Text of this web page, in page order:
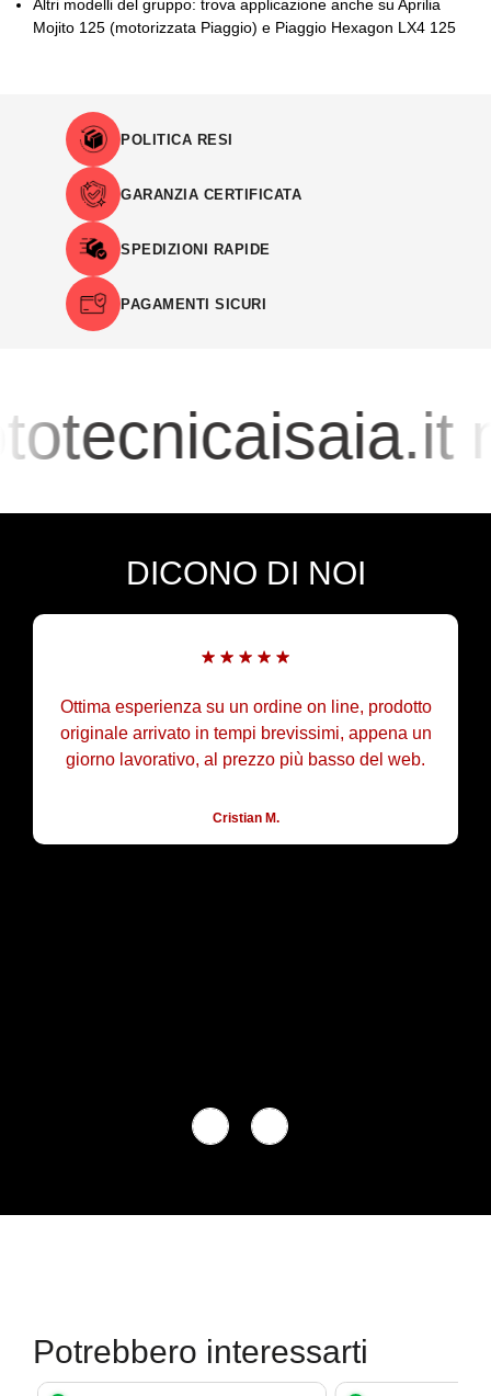
Altri modelli del gruppo: trova applicazione anche su Aprilia
Mojito 125 (motorizzata Piaggio) e Piaggio Hexagon LX4 125
POLITICA RESI
GARANZIA CERTIFICATA
SPEDIZIONI RAPIDE
PAGAMENTI SICURI
DICONO DI NOI
Ottima esperienza su un ordine on line, prodotto
originale arrivato in tempi brevissimi, appena un
giorno lavorativo, al prezzo più basso del web.
Cristian M.
Potrebbero interessarti